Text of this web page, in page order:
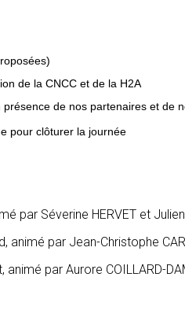
de la CNCC et de la H2A
de nos partenaires et de
pour clôturer la journée
par Séverine HERVET et
par Jean-Christophe
par Aurore COILLARD-